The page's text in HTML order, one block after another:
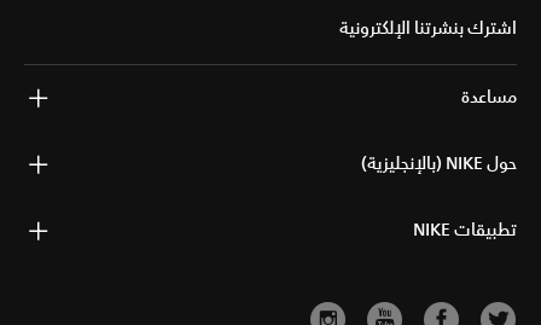
اشترك بنشرتنا الإلكترونية
مساعدة
حول NIKE (بالإنجليزية)
تطبيقات NIKE